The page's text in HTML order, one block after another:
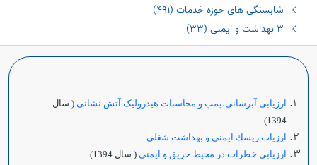
شایستگی های حوزه خدمات (٤٩١)
٣ بهداشت و ایمنی (٣٣)
ارزیابی آبرسانی،پمپ و محاسبات هیدرولیک آتش نشانی ( سال
1394)
ارزياب ريسك ايمني و بهداشت شغلي
ارزیابی خطرات در محیط حریق و ایمنی ( سال 1394)